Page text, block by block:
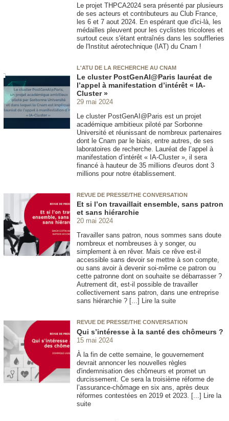
Le projet THPCA2024 sera présenté par plusieurs
de ses acteurs et contributeurs au Club France,
les 6 et 7 aout 2024. En espérant que d'ici-là, les
médailles pleuvent pour les cyclistes tricolores et
surtout ceux s'étant entraînés dans les souffleries
de l'Institut aérotechnique (IAT) du Cnam !
L'ATU DE LA RECHERCHE AU CNAM
Le cluster PostGenAI@Paris lauréat de
l’appel à manifestation d’intérêt « IA-
Cluster »
29 mai 2024
Le cluster PostGenAI@Paris est un projet
académique ambitieux piloté par Sorbonne
Université et réunissant de nombreux partenaires
dont le Cnam par le biais, entre autres, de ses
laboratoires de recherche. Lauréat de l’appel à
manifestation d’intérêt « IA-Cluster », il sera
financé à hauteur de 35 millions d'euros dont 3
millions pour notre établissement.
REVUE DE PRESSE/THE CONVERSATION
Et si l’on travaillait ensemble, sans patron
et sans hiérarchie
20 mai 2024
Travailler sans patron, nous sommes sans doute
nombreux et nombreuses à y songer, ou
simplement à en rêver. Mais ce rêve est-il
accessible sans devoir se mettre à son compte,
ou sans avoir à devenir soi-même ce patron ou
cette patronne dont on souhaite se débarrasser ?
Autrement dit, est-il possible de travailler
collectivement sans patron, dans une entreprise
sans hiérarchie ? [...] Lire la suite
REVUE DE PRESSE/THE CONVERSATION
Qui s’intéresse à la santé des chômeurs ?
15 mai 2024
À la fin de cette semaine, le gouvernement
devrait annoncer les nouvelles règles
d'indemnisation des chômeurs et promet un
durcissement. Ce sera la troisième réforme de
l’assurance-chômage en six ans, après deux
réformes contestées en 2019 et 2023. [...] Lire la
suite